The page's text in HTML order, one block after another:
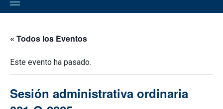
« Todos los Eventos
Este evento ha pasado.
Sesión administrativa ordinaria